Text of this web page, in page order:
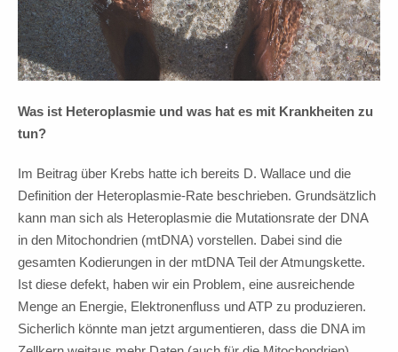
Was ist Heteroplasmie und was hat es mit Krankheiten zu
tun?
Im Beitrag über Krebs hatte ich bereits D. Wallace und die
Definition der Heteroplasmie-Rate beschrieben. Grundsätzlich
kann man sich als Heteroplasmie die Mutationsrate der DNA
in den Mitochondrien (mtDNA) vorstellen. Dabei sind die
gesamten Kodierungen in der mtDNA Teil der Atmungskette.
Ist diese defekt, haben wir ein Problem, eine ausreichende
Menge an Energie, Elektronenfluss und ATP zu produzieren.
Sicherlich könnte man jetzt argumentieren, dass die DNA im